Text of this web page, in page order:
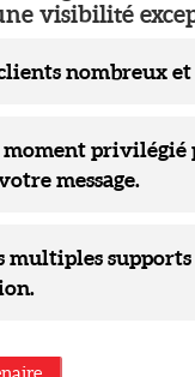
visibilité
nombreux
moment privilégié
message.
multiples supports